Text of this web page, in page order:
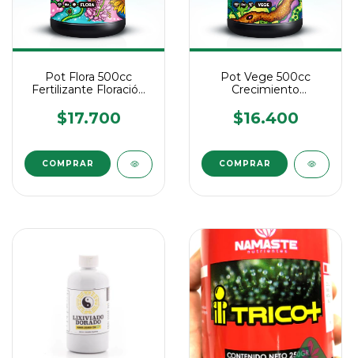
Pot Flora 500cc
Fertilizante Floración
$17.700
Pot Vege 500cc
Crecimiento
Biomineral Cultivo
$16.400